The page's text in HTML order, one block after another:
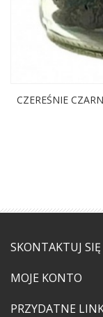
CZEREŚNIE
SKONTAKTUJ
MOJE KONTO
PRZYDATNE